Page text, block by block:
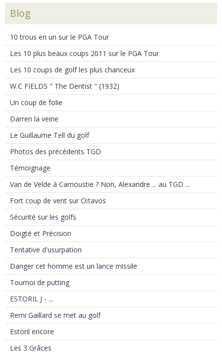
Blog
10 trous en un sur le PGA Tour
Les 10 plus beaux coups 2011 sur le PGA Tour
Les 10 coups de golf les plus chanceux
W.C FIELDS " The Dentist " (1932)
Un coup de folie
Darren la veine
Le Guillaume Tell du golf
Photos des précédents TGD
Témoignage
Van de Velde à Carnoustie ? Non, Alexandre ... au TGD ...
Fort coup de vent sur Oïtavos
Sécurité sur les golfs
Doigté et Précision
Tentative d'usurpation
Danger cet homme est un lance missile
Tournoi de putting
ESTORIL J - ...
Remi Gaillard se met au golf
Estoril encore
Les 3 Grâces